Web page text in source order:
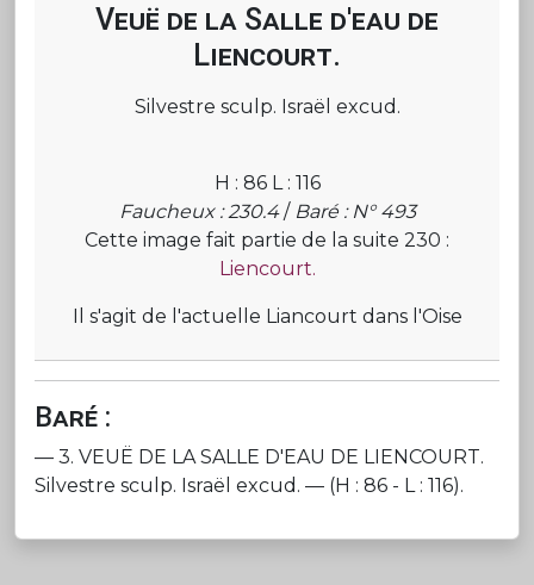
Veuë de la Salle d'eau de
Liencourt.
Silvestre sculp. Israël excud.
H : 86 L : 116
Faucheux : 230.4/ Baré : N° 493
Cette image fait partie de la suite 230 :
Liencourt.
Il s'agit de l'actuelle Liancourt dans l'Oise
Baré :
— 3. VEUË DE LA SALLE D'EAU DE LIENCOURT.
Silvestre sculp. Israël excud. — (H : 86 - L : 116).